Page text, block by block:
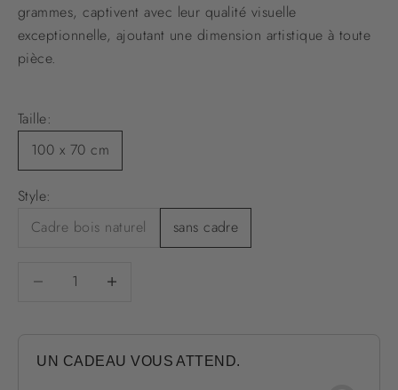
grammes, captivent avec leur qualité visuelle
exceptionnelle, ajoutant une dimension artistique à toute
pièce.
Taille:
100 x 70 cm
Style:
Cadre bois naturel
sans cadre
Diminuer la quantitéDiminuer la quantité
UN CADEAU VOUS ATTEND.